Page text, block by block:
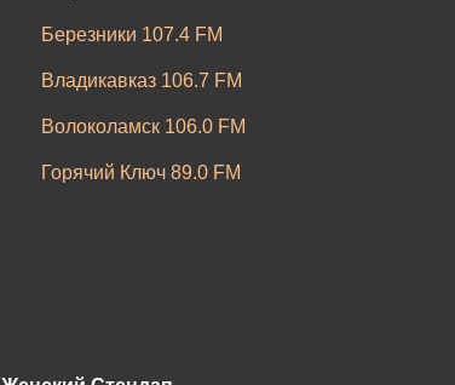
Березники 107.4 FM
Владикавказ 106.7 FM
Волоколамск 106.0 FM
Горячий Ключ 89.0 FM
Кропоткин 97.4 FM